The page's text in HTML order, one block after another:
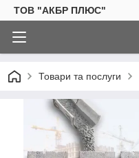
ТОВ "АКБР ПЛЮС"
Товари та послуги